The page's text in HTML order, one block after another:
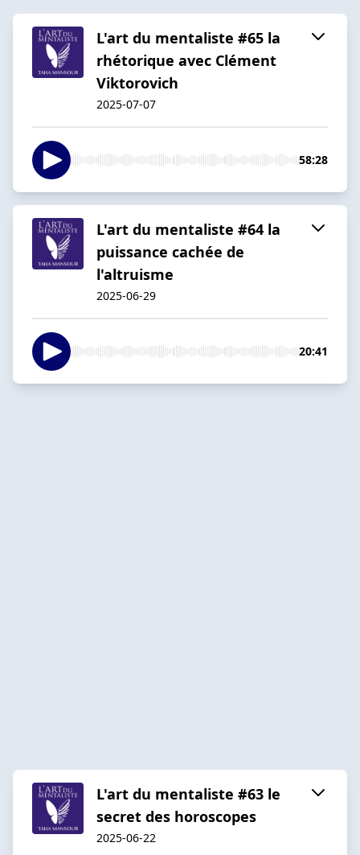
L'art du mentaliste #65 la
rhétorique avec Clément
Viktorovich
2025-07-07
58:28
L'art du mentaliste #64 la
puissance cachée de
l'altruisme
2025-06-29
20:41
L'art du mentaliste #63 le
secret des horoscopes
2025-06-22